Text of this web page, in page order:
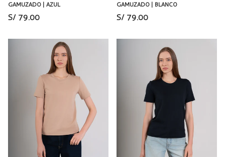
GAMUZADO | AZUL
S/ 79.00
GAMUZADO | BLANCO
S/ 79.00